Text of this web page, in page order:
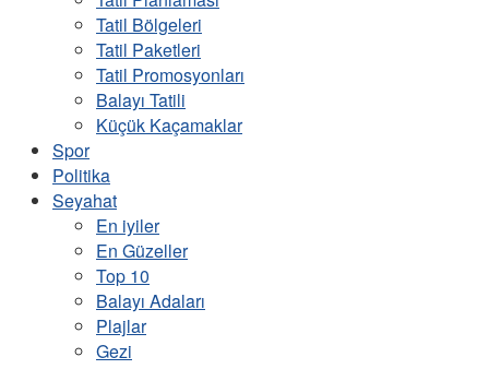
Tatil Bölgeleri
Tatil Paketleri
Tatil Promosyonları
Balayı Tatili
Küçük Kaçamaklar
Spor
Politika
Seyahat
En iyiler
En Güzeller
Top 10
Balayı Adaları
Plajlar
Gezi